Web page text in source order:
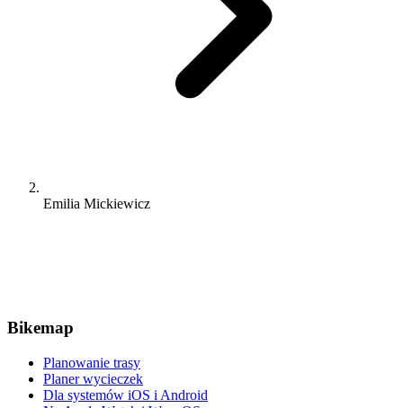
Emilia Mickiewicz
Bikemap
Planowanie trasy
Planer wycieczek
Dla systemów iOS i Android